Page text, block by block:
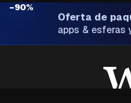
−90%
Oferta de
apps & esferas